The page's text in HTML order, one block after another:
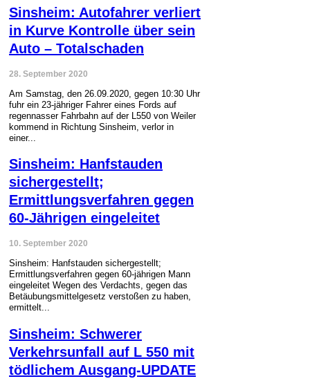
Sinsheim: Autofahrer verliert
in Kurve Kontrolle über sein
Auto – Totalschaden
28. September 2020
Am Samstag, den 26.09.2020, gegen 10:30 Uhr
fuhr ein 23-jähriger Fahrer eines Fords auf
regennasser Fahrbahn auf der L550 von Weiler
kommend in Richtung Sinsheim, verlor in
einer...
Sinsheim: Hanfstauden
sichergestellt;
Ermittlungsverfahren gegen
60-Jährigen eingeleitet
10. September 2020
Sinsheim: Hanfstauden sichergestellt;
Ermittlungsverfahren gegen 60-jährigen Mann
eingeleitet Wegen des Verdachts, gegen das
Betäubungsmittelgesetz verstoßen zu haben,
ermittelt...
Sinsheim: Schwerer
Verkehrsunfall auf L 550 mit
tödlichem Ausgang-UPDATE